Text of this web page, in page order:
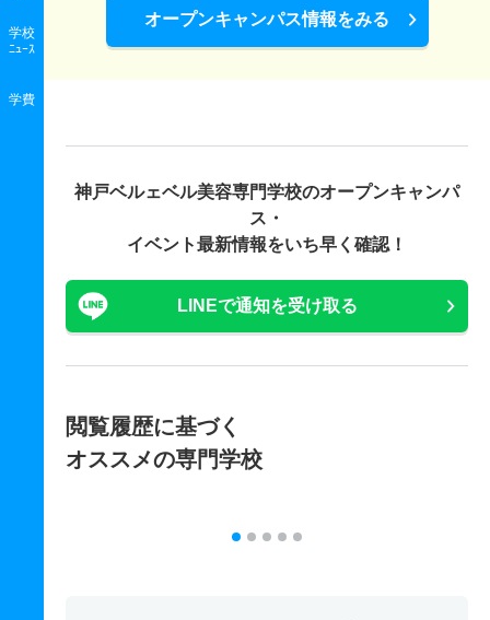
学校
ﾆｭｰｽ
学費
オープンキャンパス情報をみる
神戸ベルェベル美容専門学校のオープンキャンパ
ス・
イベント最新情報をいち早く確認！
LINEで通知を受け取る
閲覧履歴に基づく
オススメの専門学校